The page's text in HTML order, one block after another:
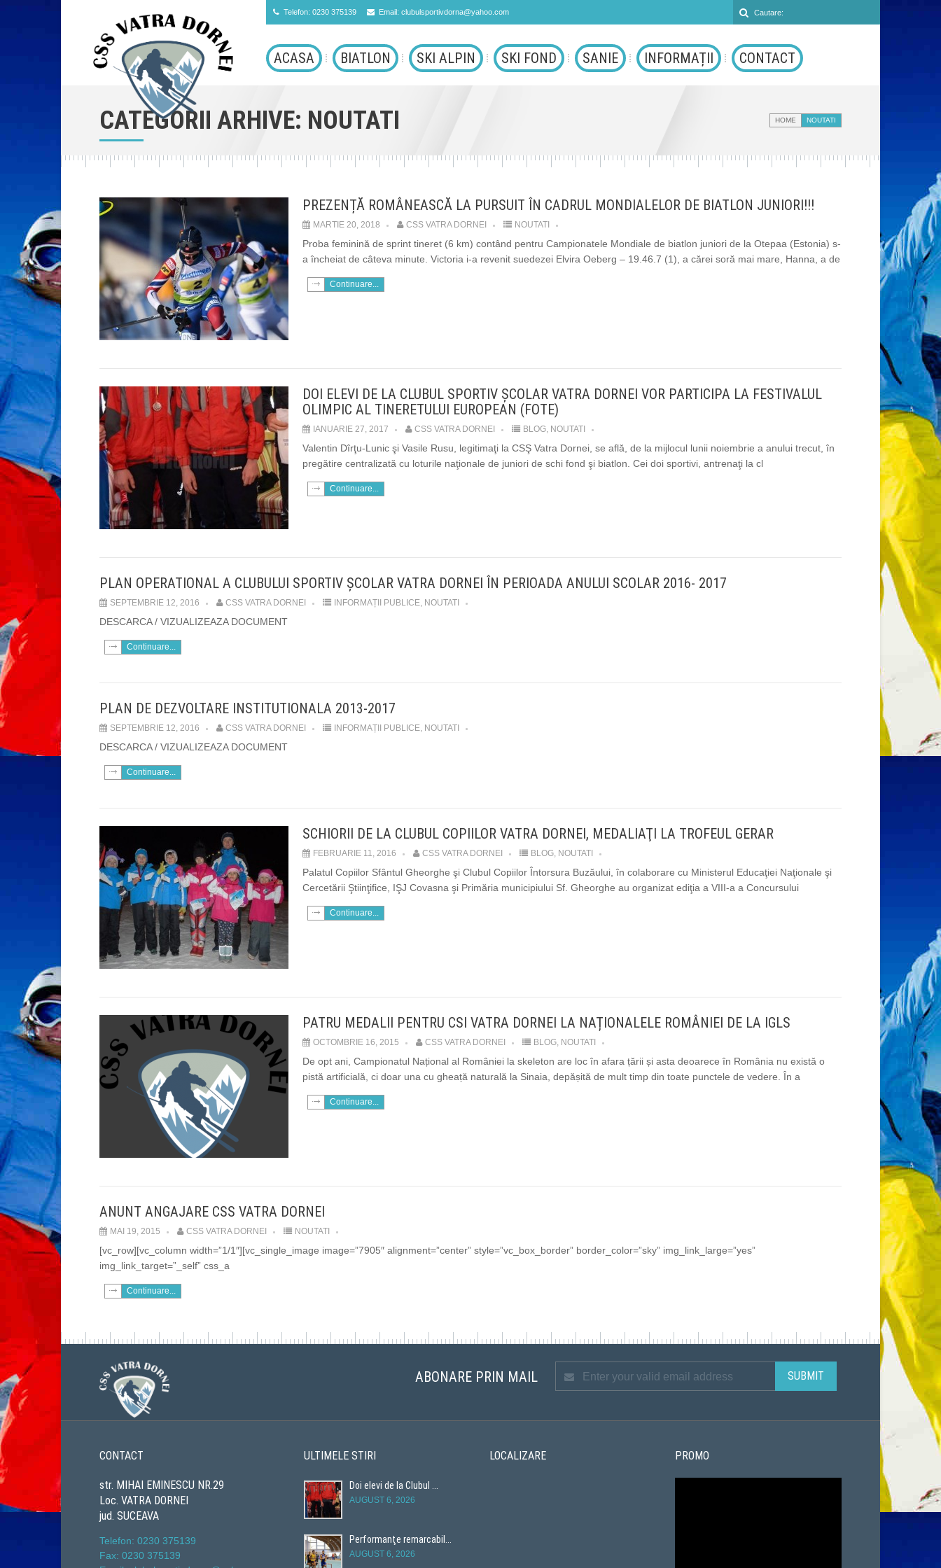
Telefon: 0230 375139 Email: clubulsportivdorna@yahoo.com
ACASA BIATLON SKI ALPIN SKI FOND SANIE INFORMAȚII CONTACT
CATEGORII ARHIVE: NOUTATI HOME NOUTATI
PREZENȚĂ ROMÂNEASCĂ LA PURSUIT ÎN CADRUL MONDIALELOR DE BIATLON JUNIORI!!!
MARTIE 20, 2018 CSS VATRA DORNEI NOUTATI
Proba feminină de sprint tineret (6 km) contând pentru Campionatele Mondiale de biatlon juniori de la Otepaa (Estonia) s-
a încheiat de câteva minute. Victoria i-a revenit suedezei Elvira Oeberg – 19.46.7 (1), a cărei soră mai mare, Hanna, a de
Continuare...
DOI ELEVI DE LA CLUBUL SPORTIV ŞCOLAR VATRA DORNEI VOR PARTICIPA LA FESTIVALUL
OLIMPIC AL TINERETULUI EUROPEAN (FOTE)
IANUARIE 27, 2017 CSS VATRA DORNEI BLOG, NOUTATI
Valentin Dîrţu-Lunic şi Vasile Rusu, legitimaţi la CSŞ Vatra Dornei, se află, de la mijlocul lunii noiembrie a anului trecut, în
pregătire centralizată cu loturile naţionale de juniori de schi fond şi biatlon. Cei doi sportivi, antrenaţi la cl
Continuare...
PLAN OPERATIONAL A CLUBULUI SPORTIV ŞCOLAR VATRA DORNEI ÎN PERIOADA ANULUI SCOLAR 2016- 2017
SEPTEMBRIE 12, 2016 CSS VATRA DORNEI INFORMAȚII PUBLICE, NOUTATI
DESCARCA / VIZUALIZEAZA DOCUMENT
Continuare...
PLAN DE DEZVOLTARE INSTITUTIONALA 2013-2017
SEPTEMBRIE 12, 2016 CSS VATRA DORNEI INFORMAȚII PUBLICE, NOUTATI
DESCARCA / VIZUALIZEAZA DOCUMENT
Continuare...
SCHIORII DE LA CLUBUL COPIILOR VATRA DORNEI, MEDALIAŢI LA TROFEUL GERAR
FEBRUARIE 11, 2016 CSS VATRA DORNEI BLOG, NOUTATI
Palatul Copiilor Sfântul Gheorghe şi Clubul Copiilor Întorsura Buzăului, în colaborare cu Ministerul Educaţiei Naţionale şi
Cercetării Ştiinţifice, IŞJ Covasna şi Primăria municipiului Sf. Gheorghe au organizat ediţia a VIII-a a Concursului
Continuare...
PATRU MEDALII PENTRU CSI VATRA DORNEI LA NAȚIONALELE ROMÂNIEI DE LA IGLS
OCTOMBRIE 16, 2015 CSS VATRA DORNEI BLOG, NOUTATI
De opt ani, Campionatul Național al României la skeleton are loc în afara țării și asta deoarece în România nu există o
pistă artificială, ci doar una cu gheață naturală la Sinaia, depășită de mult timp din toate punctele de vedere. În a
Continuare...
ANUNT ANGAJARE CSS VATRA DORNEI
MAI 19, 2015 CSS VATRA DORNEI NOUTATI
[vc_row][vc_column width=”1/1″][vc_single_image image=”7905″ alignment=”center” style=”vc_box_border” border_color=”sky” img_link_large=”yes”
img_link_target=”_self” css_a
Continuare...
ABONARE PRIN MAIL
CONTACT
str. MIHAI EMINESCU NR.29
Loc. VATRA DORNEI
jud. SUCEAVA
Telefon: 0230 375139
Fax: 0230 375139
ULTIMELE STIRI
Doi elevi de la Clubul ...
AUGUST 6, 2026
Performanţe remarcabil...
AUGUST 6, 2026
LOCALIZARE PROMO